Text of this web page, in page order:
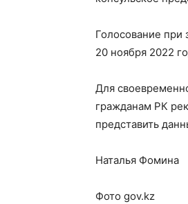
Голосование при
20 ноября 2022
Для
гражданам РК
представить
Наталья Фомина
Фото gov.kz